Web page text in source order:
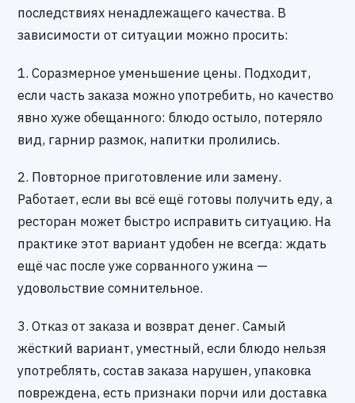
последствиях ненадлежащего качества. В
зависимости от ситуации можно просить:
1. Соразмерное уменьшение цены. Подходит,
если часть заказа можно употребить, но качество
явно хуже обещанного: блюдо остыло, потеряло
вид, гарнир размок, напитки пролились.
2. Повторное приготовление или замену.
Работает, если вы всё ещё готовы получить еду, а
ресторан может быстро исправить ситуацию. На
практике этот вариант удобен не всегда: ждать
ещё час после уже сорванного ужина —
удовольствие сомнительное.
3. Отказ от заказа и возврат денег. Самый
жёсткий вариант, уместный, если блюдо нельзя
употреблять, состав заказа нарушен, упаковка
повреждена, есть признаки порчи или доставка